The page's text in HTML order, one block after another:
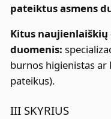
pateiktus asmens
Kitus naujienlaiškių
duomenis:
burnos higienistas ar
pateikus).
III SKYRIUS